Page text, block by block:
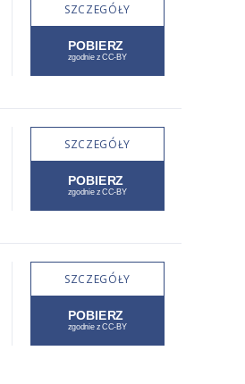
SZCZEGÓŁY
SZCZEGÓŁY
SZCZEGÓŁY